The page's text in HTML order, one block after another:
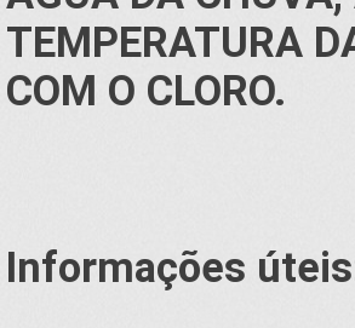
TEMPERATURA
COM O CLORO.
Informações